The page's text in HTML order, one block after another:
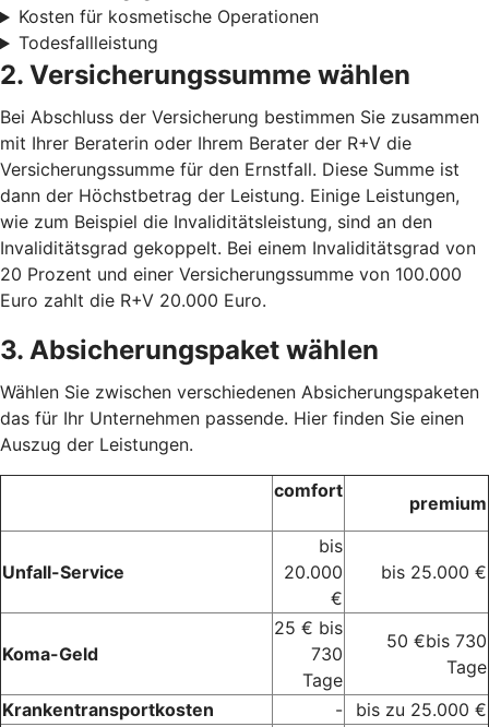
Kosten für kosmetische Operationen
Todesfallleistung
2. Versicherungssumme wählen
Bei Abschluss der Versicherung bestimmen Sie zusammen
mit Ihrer Beraterin oder Ihrem Berater der R+V die
Versicherungssumme für den Ernstfall. Diese Summe ist
dann der Höchstbetrag der Leistung. Einige Leistungen,
wie zum Beispiel die Invaliditätsleistung, sind an den
Invaliditätsgrad gekoppelt. Bei einem Invaliditätsgrad von
20 Prozent und einer Versicherungssumme von 100.000
Euro zahlt die R+V 20.000 Euro.
3. Absicherungspaket wählen
Wählen Sie zwischen verschiedenen Absicherungspaketen
das für Ihr Unternehmen passende. Hier finden Sie einen
Auszug der Leistungen.
comfort
premium
Unfall-Service
bis
20.000
€
bis 25.000 €
Koma-Geld
25 € bis
730
Tage
50 €bis 730
Tage
Krankentransportkosten
-
bis zu 25.000 €